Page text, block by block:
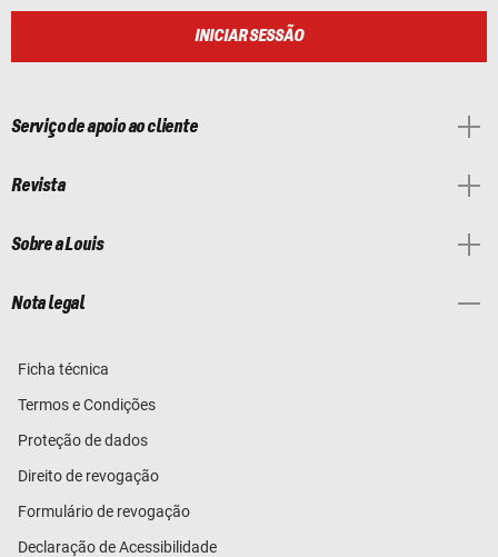
INICIAR SESSÃO
Serviço de apoio ao cliente
Revista
Sobre a Louis
Nota legal
Ficha técnica
Termos e Condições
Proteção de dados
Direito de revogação
Formulário de revogação
Declaração de Acessibilidade